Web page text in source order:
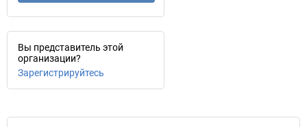
Вы представитель этой
организации?
Зарегистрируйтесь